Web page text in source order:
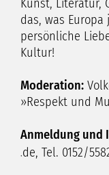
Kunst, Literatur,
das, was
persönliche
Kultur!
Moderation:
»Respekt und
Anmeldung und
de, Tel. 0152/